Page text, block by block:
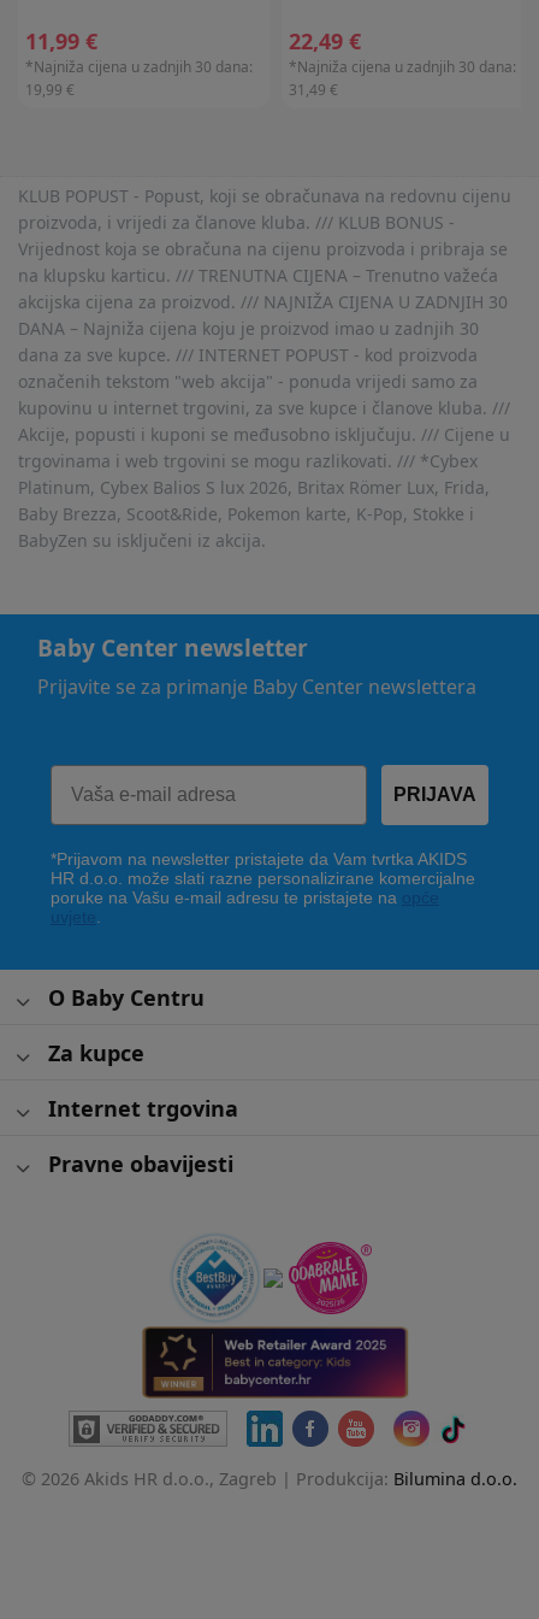
11,99 €
*Najniža cijena u zadnjih 30 dana:
19,99 €
22,49 €
*Najniža cijena u zadnjih 30 dana:
31,49 €
KLUB POPUST - Popust, koji se obračunava na redovnu cijenu
proizvoda, i vrijedi za članove kluba. /// KLUB BONUS -
Vrijednost koja se obračuna na cijenu proizvoda i pribraja se
na klupsku karticu. /// TRENUTNA CIJENA – Trenutno važeća
akcijska cijena za proizvod. /// NAJNIŽA CIJENA U ZADNJIH 30
DANA – Najniža cijena koju je proizvod imao u zadnjih 30
dana za sve kupce. /// INTERNET POPUST - kod proizvoda
označenih tekstom "web akcija" - ponuda vrijedi samo za
kupovinu u internet trgovini, za sve kupce i članove kluba. ///
Akcije, popusti i kuponi se međusobno isključuju. /// Cijene u
trgovinama i web trgovini se mogu razlikovati. /// *Cybex
Platinum, Cybex Balios S lux 2026, Britax Römer Lux, Frida,
Baby Brezza, Scoot&Ride, Pokemon karte, K-Pop, Stokke i
BabyZen su isključeni iz akcija.
Baby Center newsletter
Prijavite se za primanje Baby Center newslettera
PRIJAVA
*Prijavom na newsletter pristajete da Vam tvrtka AKIDS
HR d.o.o. može slati razne personalizirane komercijalne
poruke na Vašu e-mail adresu te pristajete na
O Baby Centru
Za kupce
Internet trgovina
Pravne obavijesti
© 2026 Akids HR d.o.o., Zagreb | Produkcija: Bilumina d.o.o.